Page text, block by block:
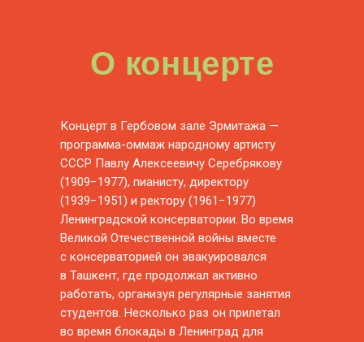
О концерте
Концерт в Гербовом зале Эрмитажа —
программа-оммаж народному артисту
СССР Павлу Алексеевичу Серебрякову
(1909−1977), пианисту, директору
(1939−1951) и ректору (1961−1977)
Ленинградской консерватории. Во время
Великой Отечественной войны вместе
с консерваторией он эвакуировался
в Ташкент, где продолжал активно
работать, организуя регулярные занятия
студентов. Несколько раз он прилетал
во время блокады в Ленинград для